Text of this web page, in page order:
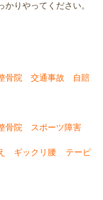
りやってください。
骨院 交通事故 自賠
骨院 スポーツ障害
ギックリ腰 テーピ